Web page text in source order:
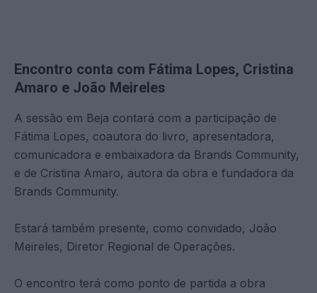
Encontro conta com Fátima Lopes, Cristina
Amaro e João Meireles
A sessão em Beja contará com a participação de
Fátima Lopes, coautora do livro, apresentadora,
comunicadora e embaixadora da Brands Community,
e de Cristina Amaro, autora da obra e fundadora da
Brands Community.
Estará também presente, como convidado, João
Meireles, Diretor Regional de Operações.
O encontro terá como ponto de partida a obra